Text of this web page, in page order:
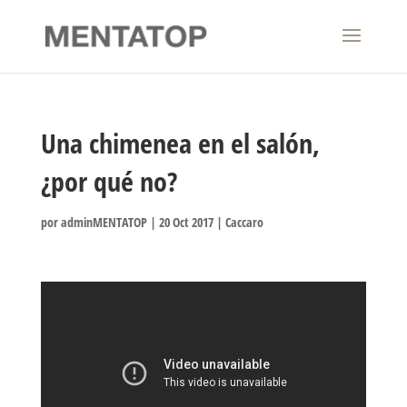
Una chimenea en el salón,
¿por qué no?
poradminMENTATOP| 20 Oct 2017| Caccaro